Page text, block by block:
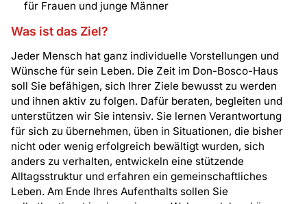
für Frauen und junge Männer
Was ist das Ziel?
Jeder Mensch hat ganz individuelle Vorstellungen und
Wünsche für sein Leben. Die Zeit im Don-Bosco-Haus
soll Sie befähigen, sich Ihrer Ziele bewusst zu werden
und ihnen aktiv zu folgen. Dafür beraten, begleiten und
unterstützen wir Sie intensiv. Sie lernen Verantwortung
für sich zu übernehmen, üben in Situationen, die bisher
nicht oder wenig erfolgreich bewältigt wurden, sich
anders zu verhalten, entwickeln eine stützende
Alltagsstruktur und erfahren ein gemeinschaftliches
Leben. Am Ende Ihres Aufenthalts sollen Sie